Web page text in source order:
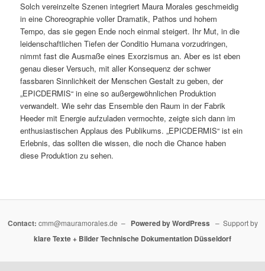
Solch vereinzelte Szenen integriert Maura Morales geschmeidig
in eine Choreographie voller Dramatik, Pathos und hohem
Tempo, das sie gegen Ende noch einmal steigert. Ihr Mut, in die
leidenschaftlichen Tiefen der Conditio Humana vorzudringen,
nimmt fast die Ausmaße eines Exorzismus an. Aber es ist eben
genau dieser Versuch, mit aller Konsequenz der schwer
fassbaren Sinnlichkeit der Menschen Gestalt zu geben, der
„EPICDERMIS“ in eine so außergewöhnlichen Produktion
verwandelt. Wie sehr das Ensemble den Raum in der Fabrik
Heeder mit Energie aufzuladen vermochte, zeigte sich dann im
enthusiastischen Applaus des Publikums. „EPICDERMIS“ ist ein
Erlebnis, das sollten die wissen, die noch die Chance haben
diese Produktion zu sehen.
Contact: cmm@mauramorales.de – Powered by WordPress – Support by
klare Texte + BilderTechnische Dokumentation Düsseldorf